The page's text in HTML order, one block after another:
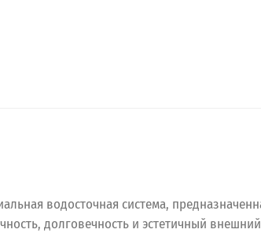
водосточная система,
долговечность и эстетичный